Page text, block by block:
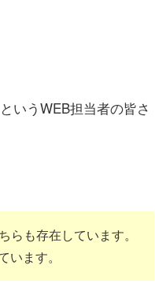
いうWEB担当者の皆さ
も存在しています。
ます。